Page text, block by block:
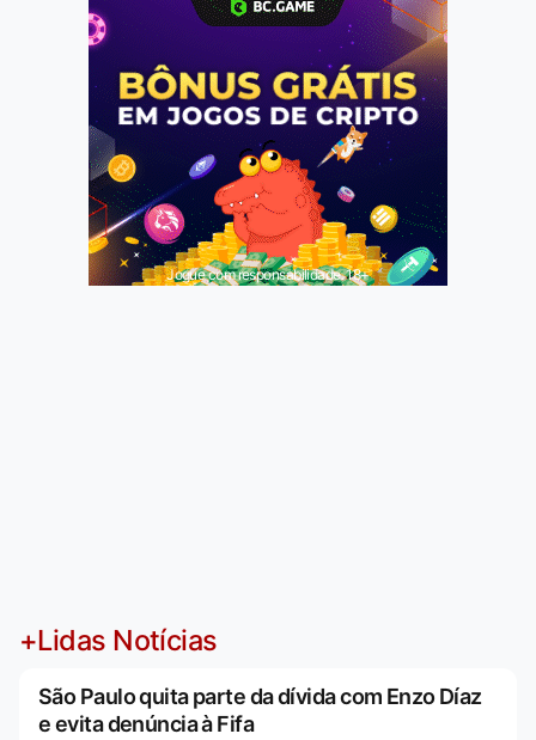
Jogue com responsabilidade. 18+
+Lidas Notícias
São Paulo quita parte da dívida com Enzo Díaz
e evita denúncia à Fifa